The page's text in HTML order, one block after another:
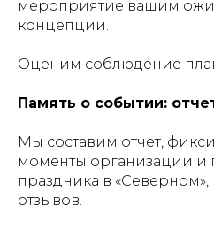
мероприятие вашим
концепции.
Оценим соблюдение
Память о событии:
Мы составим отчет,
моменты организации и
праздника в «Северном»,
отзывов.